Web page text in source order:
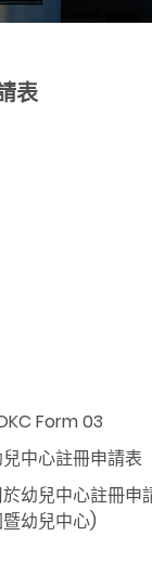
表
Form 03
中心註冊申請表
幼兒中心註冊申
幼兒中心)